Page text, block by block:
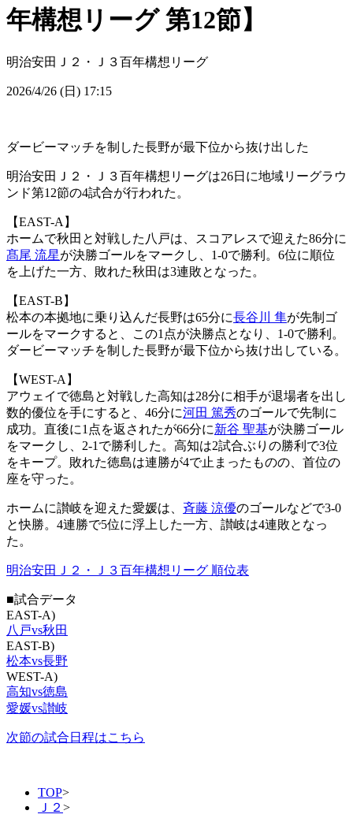
年構想リーグ 第12節】
明治安田Ｊ２・Ｊ３百年構想リーグ
2026/4/26 (日) 17:15
ダービーマッチを制した長野が最下位から抜け出した
明治安田Ｊ２・Ｊ３百年構想リーグは26日に地域リーグラウ
ンド第12節の4試合が行われた。
【EAST-A】
ホームで秋田と対戦した八戸は、スコアレスで迎えた86分に
髙尾 流星が決勝ゴールをマークし、1-0で勝利。6位に順位
を上げた一方、敗れた秋田は3連敗となった。
【EAST-B】
松本の本拠地に乗り込んだ長野は65分に長谷川 隼が先制ゴ
ールをマークすると、この1点が決勝点となり、1-0で勝利。
ダービーマッチを制した長野が最下位から抜け出している。
【WEST-A】
アウェイで徳島と対戦した高知は28分に相手が退場者を出し
数的優位を手にすると、46分に河田 篤秀のゴールで先制に
成功。直後に1点を返されたが66分に新谷 聖基が決勝ゴール
をマークし、2-1で勝利した。高知は2試合ぶりの勝利で3位
をキープ。敗れた徳島は連勝が4で止まったものの、首位の
座を守った。
ホームに讃岐を迎えた愛媛は、 斉藤 涼優のゴールなどで3-0
と快勝。4連勝で5位に浮上した一方、讃岐は4連敗となっ
た。
明治安田Ｊ２・Ｊ３百年構想リーグ 順位表
■試合データ
EAST-A)
八戸vs秋田
EAST-B)
松本vs長野
WEST-A)
高知vs徳島
愛媛vs讃岐
次節の試合日程はこちら
TOP>
Ｊ２ >